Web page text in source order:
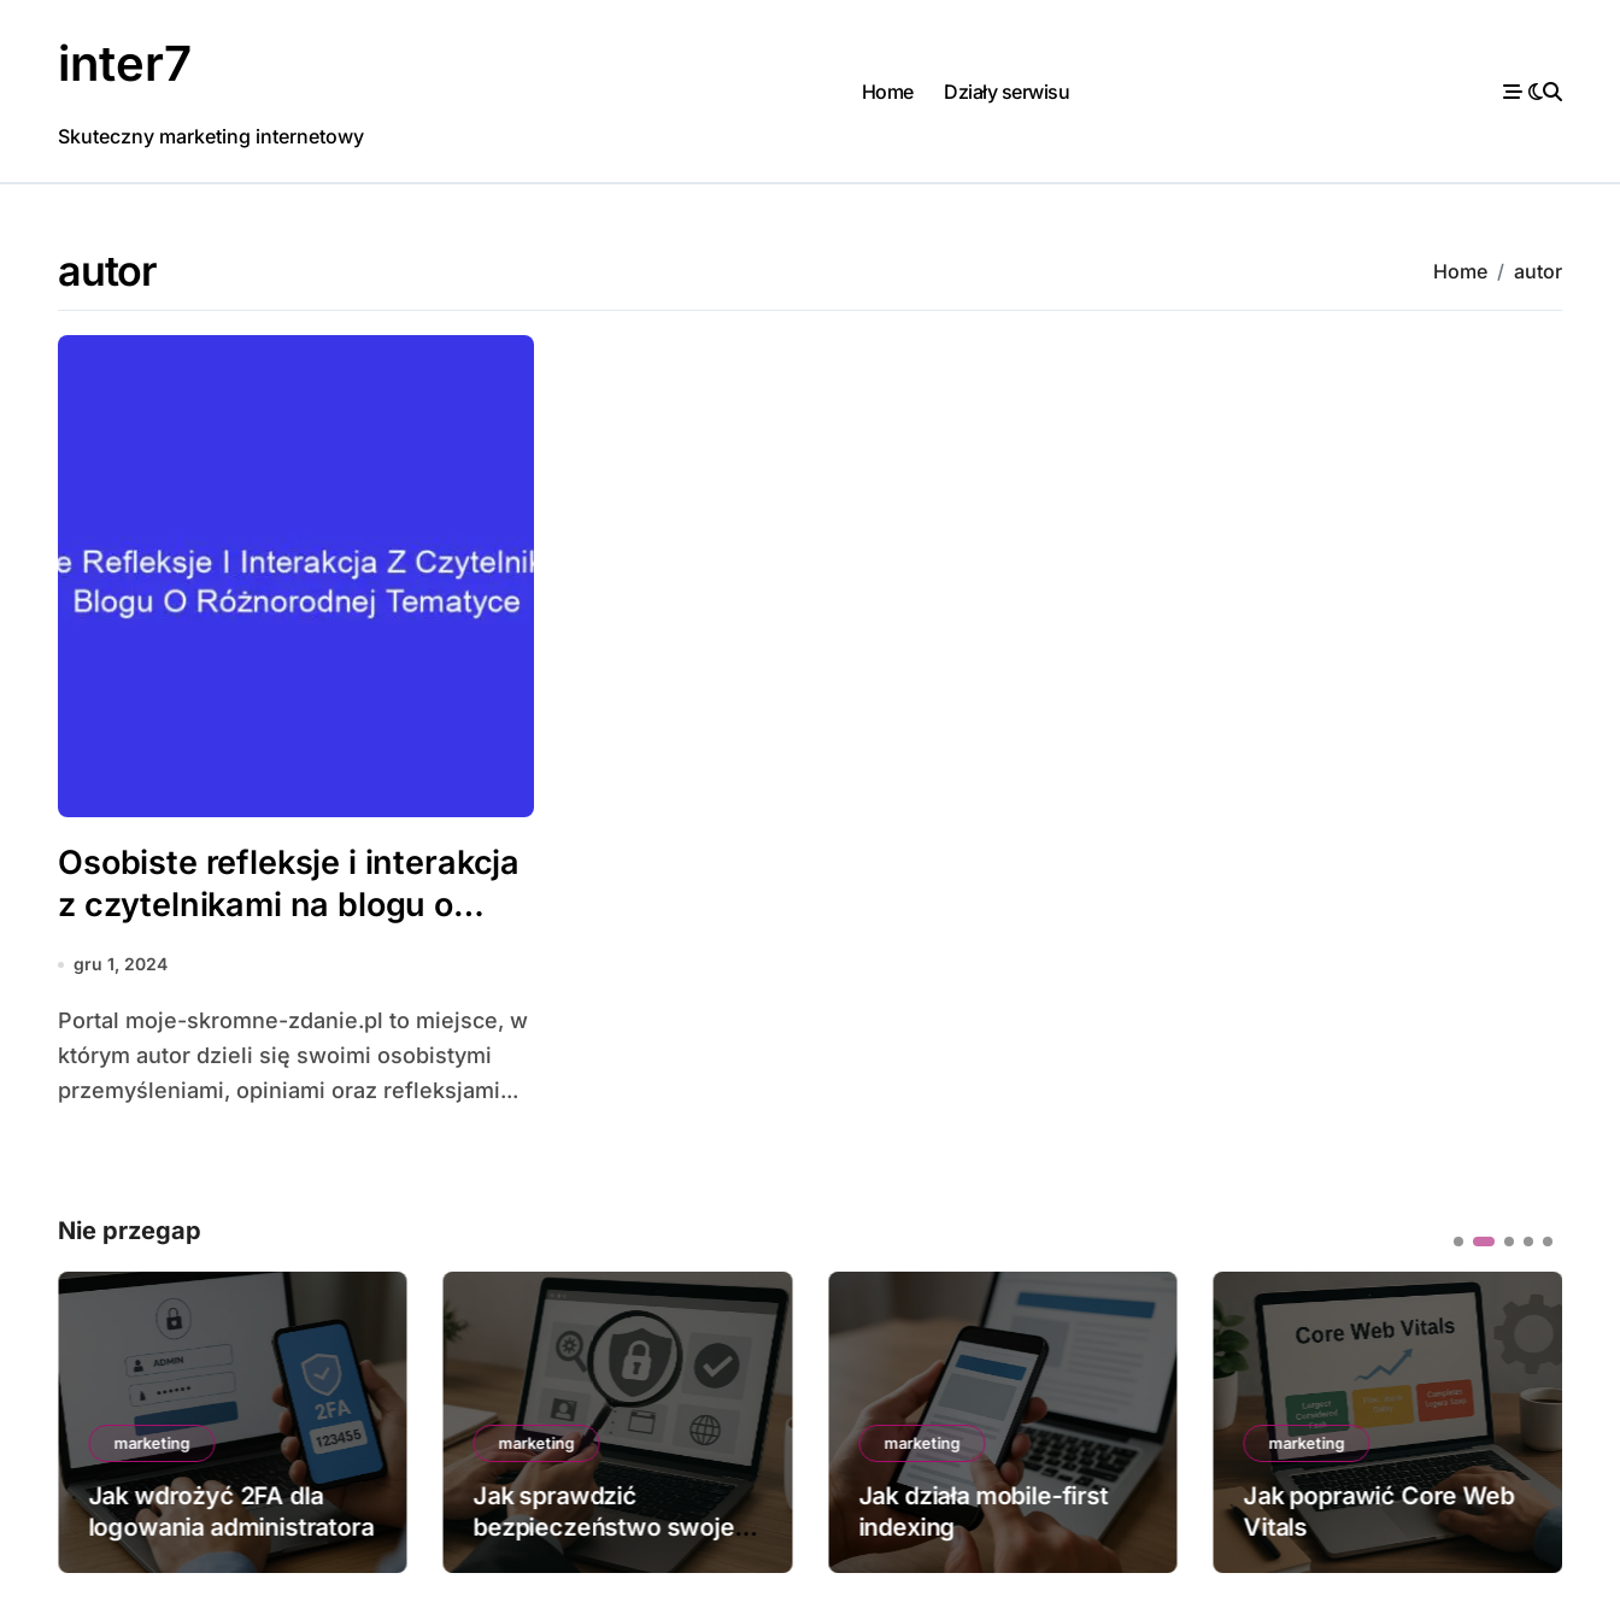
inter7
Skuteczny marketing internetowy
Home Działy serwisu
autor Home autor
Osobiste refleksje i interakcja
z czytelnikami na blogu o
różnorodnej tematyce
gru 1, 2024
Portal moje-skromne-zdanie.pl to miejsce, w
którym autor dzieli się swoimi osobistymi
przemyśleniami, opiniami oraz refleksjami...
Nie przegap
marketing
Jak wdrożyć 2FA dla
logowania administratora
marketing
Jak sprawdzić
bezpieczeństwo swojej
strony
marketing
Jak działa mobile-first
indexing
marketing
Jak poprawić Core Web
Vitals